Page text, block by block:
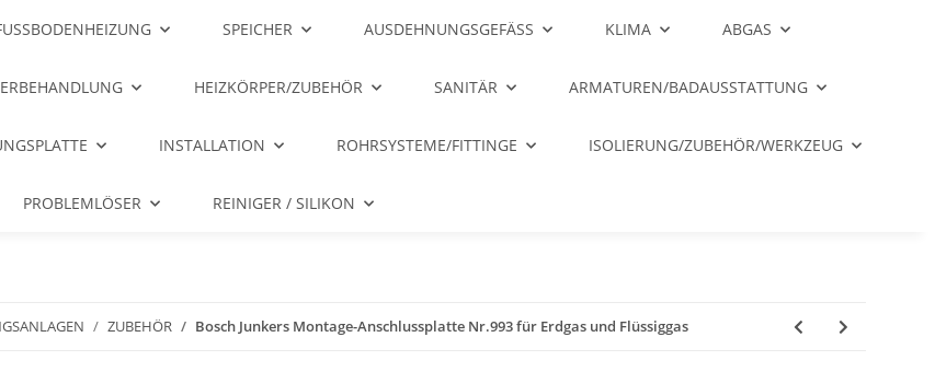
SPEICHER AUSDEHNUNGSGEFÄSS KLIMA ABGAS
HEIZKÖRPER/ZUBEHÖR SANITÄR ARMATUREN/BADAUSSTATTUNG
INSTALLATION ROHRSYSTEME/FITTINGE ISOLIERUNG/ZUBEHÖR/WERKZEUG
PROBLEMLÖSER REINIGER / SILIKON
ZUBEHÖR Bosch Junkers Montage-Anschlussplatte Nr.993 für Erdgas und Flüssiggas